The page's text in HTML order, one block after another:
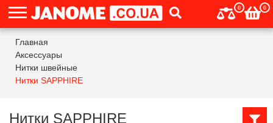
0 0
Главная
Аксессуары
Нитки швейные
Нитки SAPPHIRE
Нитки SAPPHIRE